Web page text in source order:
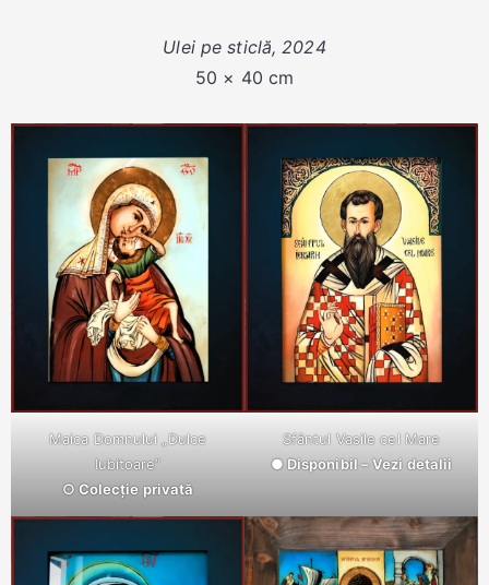
Ulei pe sticlă, 2024
50 × 40 cm
Maica Domnului „Dulce
Iubitoare”
○ Colecție privată
Sfântul Vasile cel Mare
● Disponibil – Vezi detalii